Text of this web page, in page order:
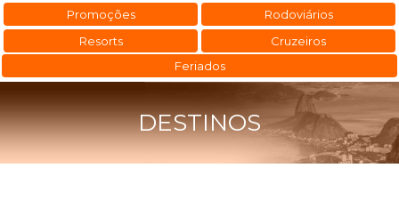
Promoções
Rodoviários
Resorts
Cruzeiros
Feriados
DESTINOS